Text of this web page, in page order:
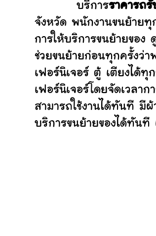
บริการราคารถ
จังหวัด พนักงานขนย้ายทุ
การให้บริการขนย้ายขอ
ช่วยขนย้ายก่อนทุกครั้งว่
เฟอร์นิเจอร์ ตู้ เตียงได้ทุ
เฟอร์นิเจอร์โดยจัดเวลา
สามารถใช้งานได้ทันที มี
บริการขนย้ายของได้ทัน